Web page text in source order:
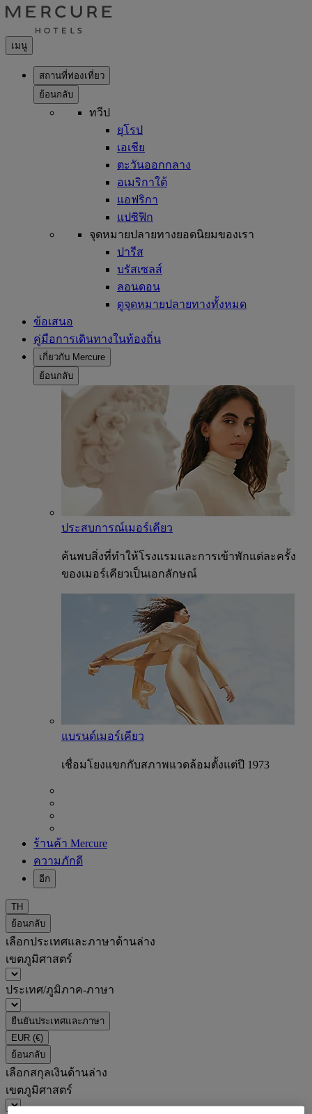
เมนู
สถานที่ท่องเที่ยว
ย้อนกลับ
ทวีป
ยุโรป
เอเชีย
ตะวันออกกลาง
อเมริกาใต้
แอฟริกา
แปซิฟิก
จุดหมายปลายทางยอดนิยมของเรา
ปารีส
บรัสเซลส์
ลอนดอน
ดูจุดหมายปลายทางทั้งหมด
ข้อเสนอ
คู่มือการเดินทางในท้องถิ่น
เกี่ยวกับ Mercure
ย้อนกลับ
ประสบการณ์เมอร์เคียว
ค้นพบสิ่งที่ทำให้โรงแรมและการเข้าพักแต่ละครั้ง
ของเมอร์เคียวเป็นเอกลักษณ์
แบรนด์เมอร์เคียว
เชื่อมโยงแขกกับสภาพแวดล้อมตั้งแต่ปี 1973
ร้านค้า Mercure
ความภักดี
อีก
TH
ย้อนกลับ
เลือกประเทศและภาษาด้านล่าง
เขตภูมิศาสตร์
ประเทศ/ภูมิภาค-ภาษา
ยืนยันประเทศและภาษา
EUR (€)
ย้อนกลับ
เลือกสกุลเงินด้านล่าง
เขตภูมิศาสตร์